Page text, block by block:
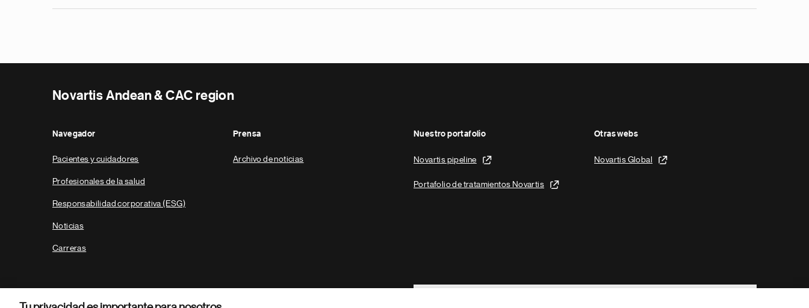
Novartis Andean & CAC region
Navegador
Pacientes y cuidadores
Profesionales de la salud
Responsabilidad corporativa (ESG)
Noticias
Carreras
Prensa
Archivo de noticias
Nuestro portafolio
Novartis pipeline
Portafolio de tratamientos Novartis
Otras webs
Novartis Global
Footer Site Search